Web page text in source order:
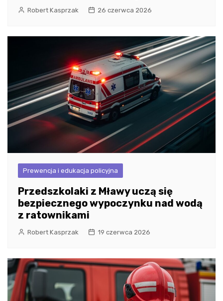
Robert Kasprzak 26 czerwca 2026
Prewencja i edukacja policyjna
Przedszkolaki z Mławy uczą się
bezpiecznego wypoczynku nad wodą
z ratownikami
Robert Kasprzak 19 czerwca 2026